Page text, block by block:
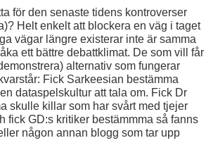
för den senaste tidens kontroverser
Helt enkelt att blockera en väg i taget
vägar längre existerar inte är samma
ett bättre debattklimat. De som vill får
alternativ som fungerar
Fick Sarkeesian bestämma
dataspelskultur att tala om. Fick Dr
skulle killar som har svårt med tjejer
fick GD:s kritiker bestämmma så fanns
någon annan blogg som tar upp